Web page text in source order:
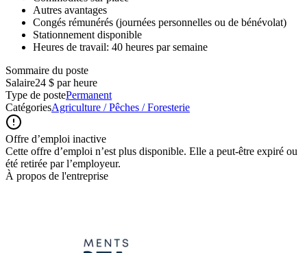
Autres avantages
Congés rémunérés (journées personnelles ou de bénévolat)
Stationnement disponible
Heures de travail: 40 heures par semaine
Sommaire du poste
Salaire24 $ par heure
Type de postePermanent
CatégoriesAgriculture / Pêches / Foresterie
Offre d’emploi inactive
Cette offre d’emploi n’est plus disponible. Elle a peut-être expiré ou
été retirée par l’employeur.
À propos de l'entreprise